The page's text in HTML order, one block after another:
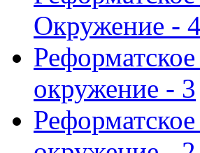
Окружение -
окружение - 3